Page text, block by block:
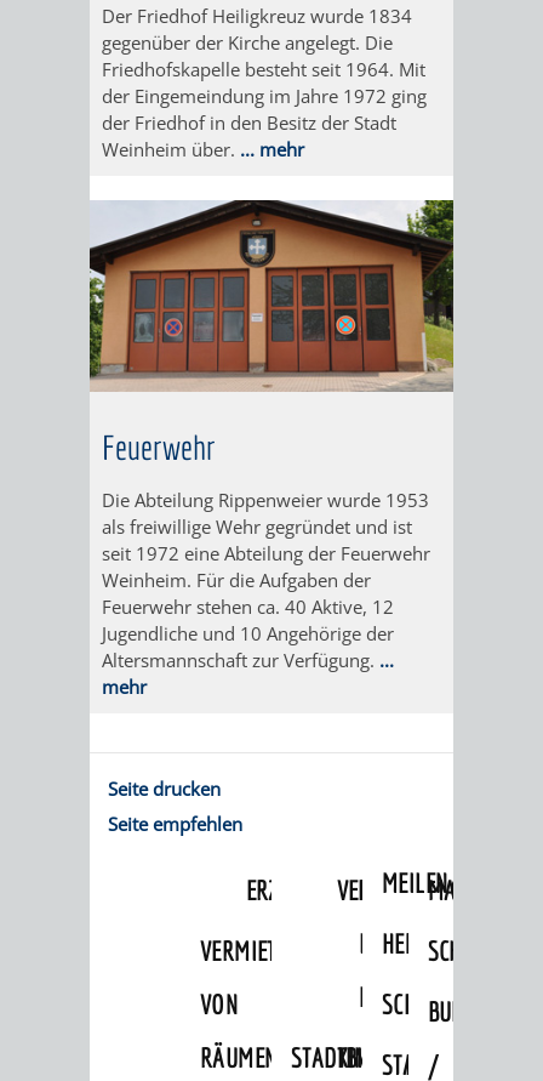
-
KINDER
STÄRKEN"
VORMERKVERFAHREN
FÜR
DIE
PLATZVERGABE
KINDERTAGESSTÄTTEN
FERIENANGEBOTE
TIPPS
&
TREFFS
GRUNDSCHULBETREUUNG
/
FERIENBETREUUNG
STADTBIBLIOTHEK
A
BIS
Z
AUSLEIHE
MEDIENANGEBOTE
ONLINE-
VERANSTALTUNGEN
AUSBILDUNG
&
PRAKTIKA
LEIHVERKEHR
BIBLIOTHEK
SERVICE
ERZIEHER/INNEN
VERMIETUNG
VON
RÄUMEN
„WOINEM
LIVE“
AM
WINDECKPLATZ
WEINHEIMER
IN
FÊTE
DE
VERANSTALTUNGEN
KINDER
IM
MUSEUM
STADTBIBLIOTHEK
KINO
MEILEN
HERMANNSHOF
EXOTENWALD
SCHLOSSPARK
STADTGARTEN
MARKTPLATZ
SCHLOSS
BURGEN
/
Der Friedhof Heiligkreuz wurde 1834
gegenüber der Kirche angelegt. Die
Friedhofskapelle besteht seit 1964. Mit
der Eingemeindung im Jahre 1972 ging
der Friedhof in den Besitz der Stadt
Weinheim über. ... mehr
Feuerwehr
Die Abteilung Rippenweier wurde 1953
als freiwillige Wehr gegründet und ist
seit 1972 eine Abteilung der Feuerwehr
Weinheim. Für die Aufgaben der
Feuerwehr stehen ca. 40 Aktive, 12
Jugendliche und 10 Angehörige der
Altersmannschaft zur Verfügung. ...
mehr
Seite drucken
Seite empfehlen